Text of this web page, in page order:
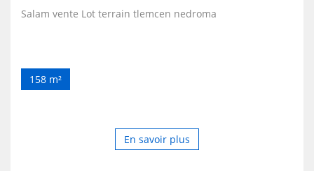
Salam vente Lot terrain tlemcen nedroma
158 m²
En savoir plus